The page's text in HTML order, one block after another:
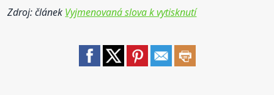
Zdroj: článek Vyjmenovaná slova k vytisknutí